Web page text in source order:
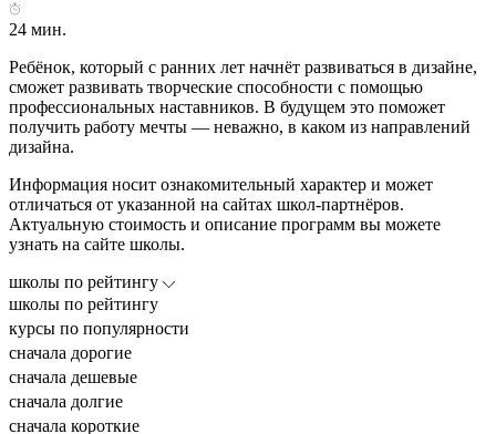
24 мин.
Ребёнок, который с ранних лет начнёт развиваться в дизайне,
сможет развивать творческие способности с помощью
профессиональных наставников. В будущем это поможет
получить работу мечты — неважно, в каком из направлений
дизайна.
Информация носит ознакомительный характер и может
отличаться от указанной на сайтах школ-партнёров.
Актуальную стоимость и описание программ вы можете
узнать на сайте школы.
школы по рейтингу
школы по рейтингу
курсы по популярности
сначала дорогие
сначала дешевые
сначала долгие
сначала короткие